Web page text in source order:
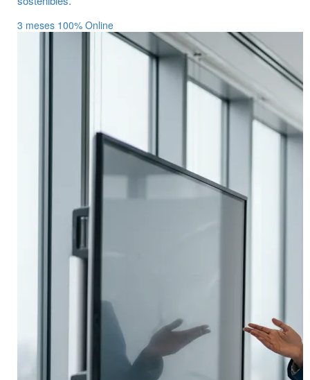
3 meses 100% Online